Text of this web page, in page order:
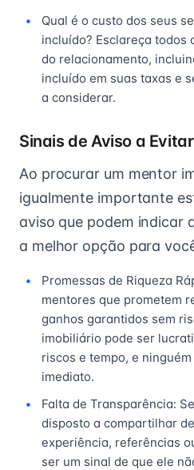
Qual é o custo dos seus
incluído? Esclareça todos
do relacionamento,
incluído em suas taxas e
a considerar.
Sinais de Aviso a Evitar
Ao procurar um mentor
igualmente importante
aviso que podem indicar
a melhor opção para
Promessas de Riqueza
mentores que prometem
ganhos garantidos sem
imobiliário pode ser
riscos e tempo, e
imediato.
Falta de Transparência:
disposto a compartilhar
experiência, referências
ser um sinal de que ele